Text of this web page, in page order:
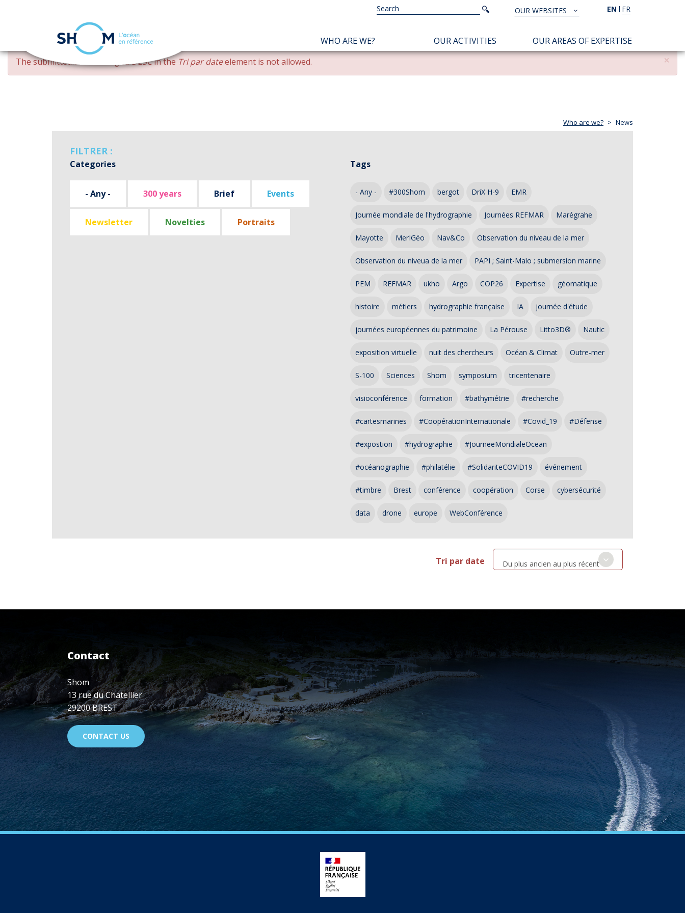
Skip
main
EN FR
TOUS
NOS
SITES
OUR WEBSITES
Search
Search
NAVIGATION
PRINCIPALE
WHO ARE WE? OUR ACTIVITIES OUR AREAS OF EXPERTISE
×
ERROR
MESSAGE
The submitted value changed DESCin theTri par dateelement is not allowed.
Who are we? News
FILTRER :
Categories
- Any - 300 years Brief Events
Newsletter Novelties Portraits
Tags
- Any - #300Shom bergot DriX H-9 EMR
Journée mondiale de l'hydrographie Journées REFMAR Marégrahe
Mayotte MerIGéo Nav&Co Observation du niveau de la mer
Observation du niveua de la mer PAPI ; Saint-Malo ; submersion marine
PEM REFMAR ukho Argo COP26 Expertise géomatique
histoire métiers hydrographie française IA journée d'étude
journées européennes du patrimoine La Pérouse Litto3D® Nautic
exposition virtuelle nuit des chercheurs Océan & Climat Outre-mer
S-100 Sciences Shom symposium tricentenaire
visioconférence formation #bathymétrie #recherche
#cartesmarines #CoopérationInternationale #Covid_19 #Défense
#expostion #hydrographie #JourneeMondialeOcean
#océanographie #philatélie #SolidariteCOVID19 événement
#timbre Brest conférence coopération Corse cybersécurité
data drone europe WebConférence
Tri par date Du plus ancien au plus récent
Contact
Shom
13 rue du Chatellier
29200 BREST
CONTACT US